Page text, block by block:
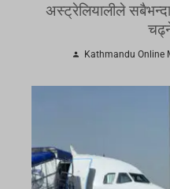
अस्ट्रेलियालीले
Kathmandu Online